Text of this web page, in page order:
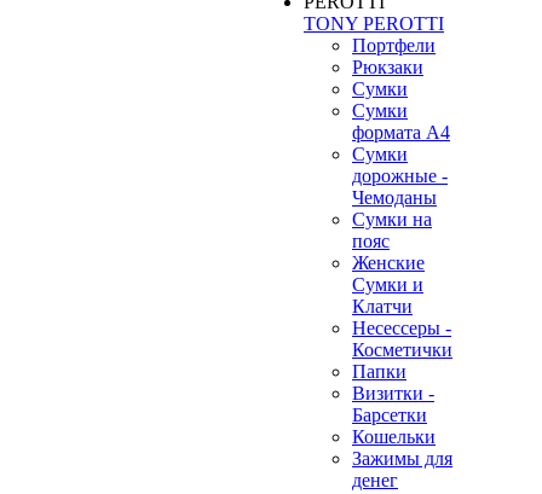
TONY PEROTTI
Портфели
Рюкзаки
Сумки
Сумки
формата А4
Сумки
дорожные -
Чемоданы
Сумки на
пояс
Женские
Сумки и
Клатчи
Несессеры -
Косметички
Папки
Визитки -
Барсетки
Кошельки
Зажимы для
денег